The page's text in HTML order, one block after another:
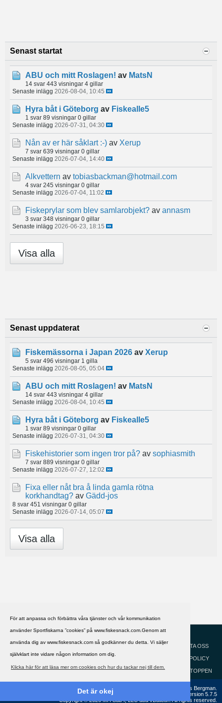
För att anpassa och förbättra våra tjänster och vår kommunikation
använder Sportfiskarna ”cookies” på www.fiskesnack.com.Genom att
använda dig av www.fiskesnack.com så godkänner du detta. Vi säljer
självklart inte vidare någon information om dig.
Klicka här för att läsa mer om cookies och hur du tackar nej till dem.
Det är okej
Senast startat
ABU och mitt Roslagen! av MatsN
14 svar 443 visningar 4 gillar
Senaste inlägg 2026-08-04, 10:45
Hyra båt i Göteborg av Fiskealle5
1 svar 89 visningar 0 gillar
Senaste inlägg 2026-07-31, 04:30
Nån av er här såklart :-) av Xerup
7 svar 639 visningar 0 gillar
Senaste inlägg 2026-07-04, 14:40
Alkvettern av tobiasbackman@hotmail.com
4 svar 245 visningar 0 gillar
Senaste inlägg 2026-07-04, 11:02
Fiskeprylar som blev samlarobjekt? av annasm
3 svar 348 visningar 0 gillar
Senaste inlägg 2026-06-23, 18:15
Visa alla
Senast uppdaterat
Fiskemässorna i Japan 2026 av Xerup
5 svar 496 visningar 1 gilla
Senaste inlägg 2026-08-05, 05:04
ABU och mitt Roslagen! av MatsN
14 svar 443 visningar 4 gillar
Senaste inlägg 2026-08-04, 10:45
Hyra båt i Göteborg av Fiskealle5
1 svar 89 visningar 0 gillar
Senaste inlägg 2026-07-31, 04:30
Fiskehistorier som ingen tror på? av sophiasmith
7 svar 889 visningar 0 gillar
Senaste inlägg 2026-07-27, 12:02
Fixa eller nåt bra å linda gamla rötna
korkhandtag? av Gädd-jos
8 svar 451 visningar 0 gillar
Senaste inlägg 2026-07-14, 05:07
Visa alla
HJÄLP
KONTAKTA OSS
COOKIEPOLICY
GÅ TILL TOPPEN
Copyright ©2002 - 2021, FiskeSnack.com. Grundad 2002 av Anders Bergman.
Version 5.7.5
Copyright © 2026 MH Sub I, LLC dba vBulletin. All rights reserved.